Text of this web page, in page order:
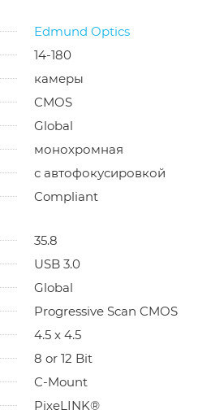
Edmund Optics
14-180
камеры
CMOS
Global
монохромная
с автофокусировкой
Compliant
35.8
USB 3.0
Global
Progressive Scan CMOS
4.5 x 4.5
8 or 12 Bit
C-Mount
PixeLINK®